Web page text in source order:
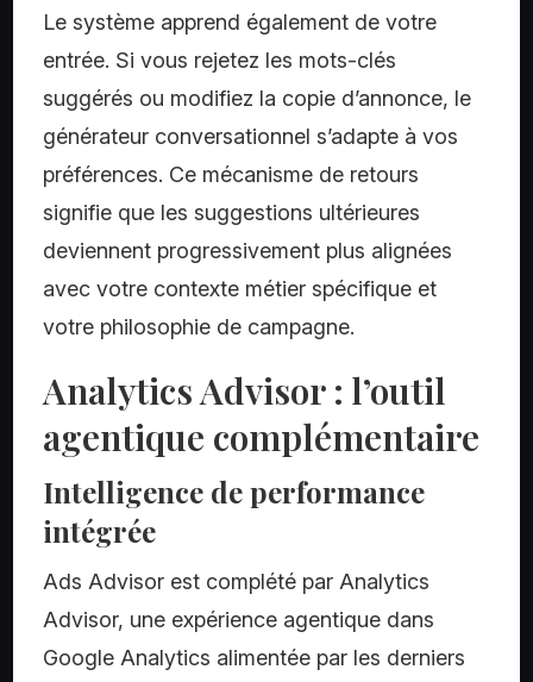
Le système apprend également de votre
entrée. Si vous rejetez les mots-clés
suggérés ou modifiez la copie d’annonce, le
générateur conversationnel s’adapte à vos
préférences. Ce mécanisme de retours
signifie que les suggestions ultérieures
deviennent progressivement plus alignées
avec votre contexte métier spécifique et
votre philosophie de campagne.
Analytics Advisor : l’outil
agentique complémentaire
Intelligence de performance
intégrée
Ads Advisor est complété par Analytics
Advisor, une expérience agentique dans
Google Analytics alimentée par les derniers